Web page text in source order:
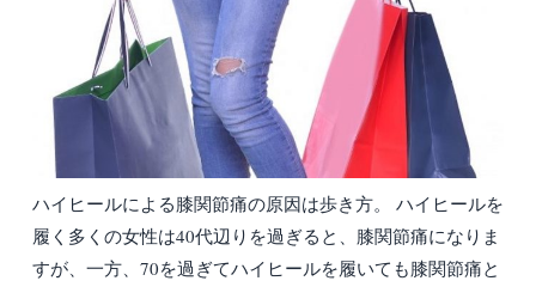
ハイヒールによる膝関節痛の原因は歩き方。 ハイヒールを
履く多くの女性は40代辺りを過ぎると、膝関節痛になりま
すが、一方、70を過ぎてハイヒールを履いても膝関節痛と